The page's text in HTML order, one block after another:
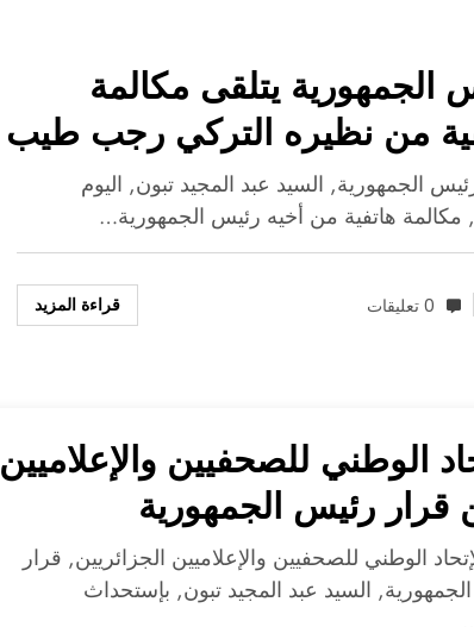
الجمهورية يتلقى مكالمة
من نظيره التركي رجب طيب
الجمهورية, السيد عبد المجيد تبون, اليوم
مكالمة هاتفية من أخيه رئيس الجمهورية…
0 تعليقات قراءة المزيد
الوطني للصحفيين والإعلاميين
قرار رئيس الجمهورية
مدينة إعلامية
الوطني للصحفيين والإعلاميين الجزائريين, قرار
السيد عبد المجيد تبون, بإستحداث